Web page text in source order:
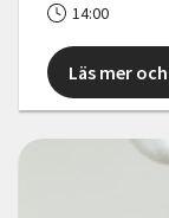
14:00
Läs mer